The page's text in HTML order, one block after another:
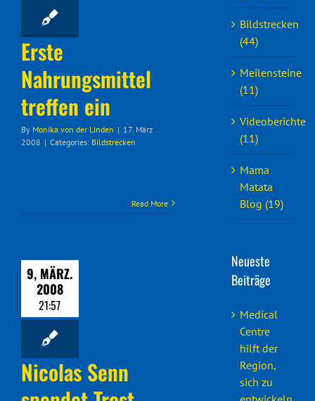
Erste
Nahrungsmittel
treffen ein
By Monika von der Linden | 17. März
2008 | Categories: Bildstrecken
Read More
9, MÄRZ.
2008
21:57
Nicolas Senn
Bildstrecken
(44)
Meilensteine
(11)
Videoberichte
(11)
Mama
Matata
Blog (19)
Neueste
Beiträge
Medical
Centre
hilft der
Region,
sich zu